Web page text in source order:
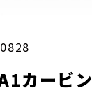
カービン